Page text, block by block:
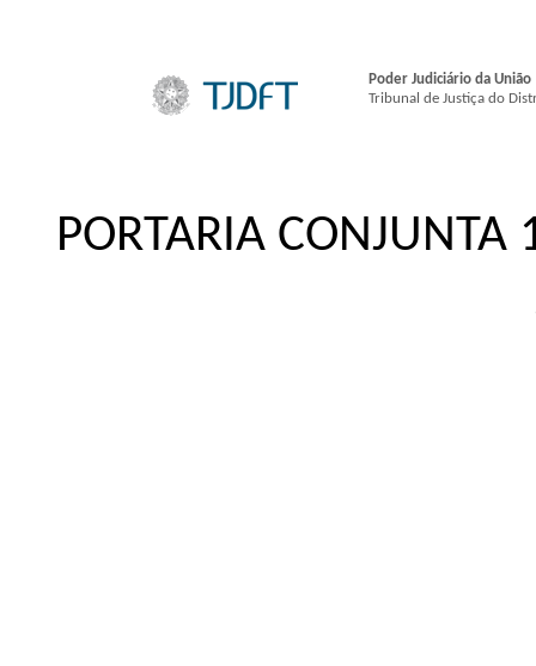
Poder Judiciário da União
Tribunal de Justiça do
PORTARIA